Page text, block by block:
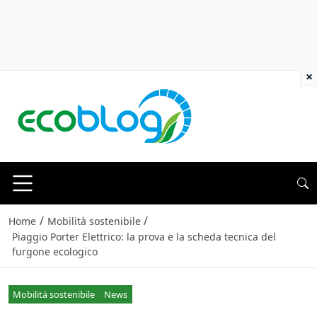
Home / Mobilità sostenibile /
Piaggio Porter Elettrico: la prova e la scheda tecnica del
furgone ecologico
Mobilità sostenibile News
×